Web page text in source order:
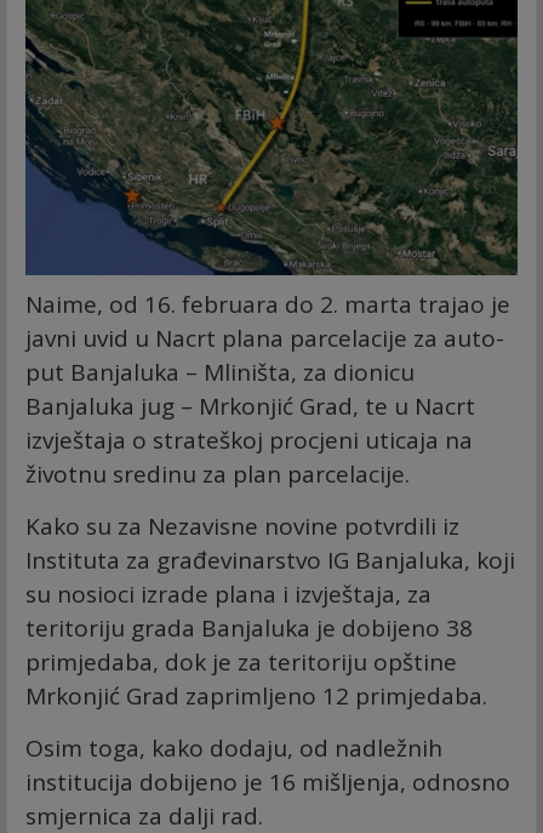
Naime, od 16. februara do 2. marta trajao je
javni uvid u Nacrt plana parcelacije za auto-
put Banjaluka – Mliništa, za dionicu
Banjaluka jug – Mrkonjić Grad, te u Nacrt
izvještaja o strateškoj procjeni uticaja na
životnu sredinu za plan parcelacije.
Kako su za Nezavisne novine potvrdili iz
Instituta za građevinarstvo IG Banjaluka, koji
su nosioci izrade plana i izvještaja, za
teritoriju grada Banjaluka je dobijeno 38
primjedaba, dok je za teritoriju opštine
Mrkonjić Grad zaprimljeno 12 primjedaba.
Osim toga, kako dodaju, od nadležnih
institucija dobijeno je 16 mišljenja, odnosno
smjernica za dalji rad.